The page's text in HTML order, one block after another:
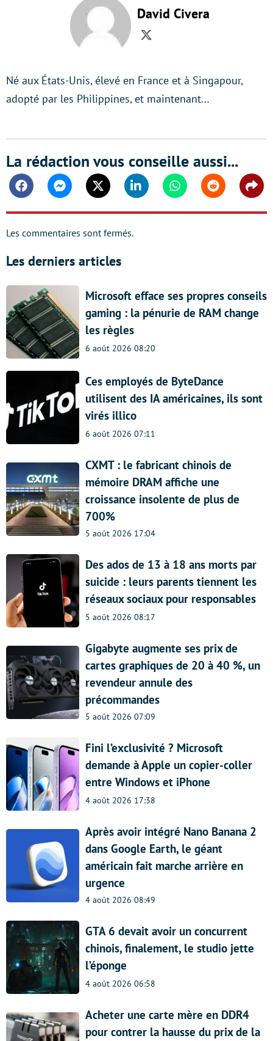
David Civera
Twitter
Né aux États-Unis, élevé en France et à Singapour,
adopté par les Philippines, et maintenant…
La rédaction vous conseille aussi...
FacebookMessengerTwitter Linkedin WhatsappReddit
Les commentaires sont fermés.
Les derniers articles
Microsoft efface ses propres conseils
gaming : la pénurie de RAM change
les règles
6 août 2026 08:20
Ces employés de ByteDance
utilisent des IA américaines, ils sont
virés illico
6 août 2026 07:11
CXMT : le fabricant chinois de
mémoire DRAM affiche une
croissance insolente de plus de
700%
5 août 2026 17:04
Des ados de 13 à 18 ans morts par
suicide : leurs parents tiennent les
réseaux sociaux pour responsables
5 août 2026 08:17
Gigabyte augmente ses prix de
cartes graphiques de 20 à 40 %, un
revendeur annule des
précommandes
5 août 2026 07:09
Fini l’exclusivité ? Microsoft
demande à Apple un copier-coller
entre Windows et iPhone
4 août 2026 17:38
Après avoir intégré Nano Banana 2
dans Google Earth, le géant
américain fait marche arrière en
urgence
4 août 2026 08:49
GTA 6 devait avoir un concurrent
chinois, finalement, le studio jette
l’éponge
4 août 2026 06:58
Acheter une carte mère en DDR4
pour contrer la hausse du prix de la